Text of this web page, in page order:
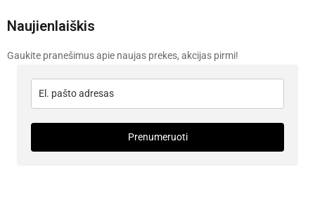
Naujienlaiškis
Gaukite pranešimus apie naujas prekes, akcijas pirmi!
Prenumeruoti